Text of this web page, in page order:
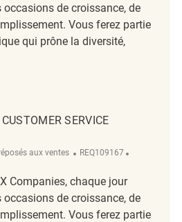
de croissance, de
Vous ferez partie
qui prône la diversité,
Loss Prevention Customer Service
SERVICE
aux ventes ReqId
REQ109167
Companies, chaque jour
de croissance, de
Vous ferez partie